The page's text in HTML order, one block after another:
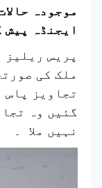
موجودہ
ایجنڈہ پیش
ملک کی
تجاویز پاس
گئیں وہ
نہیں ملا ۔